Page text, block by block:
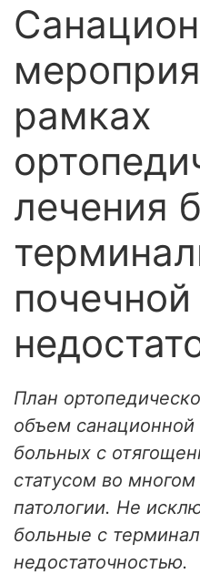
рамках
лечения
почечной
План
объем санационной
больных с
статусом во
патологии. Не
больные с
недостаточностью.